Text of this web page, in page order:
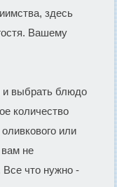
здесь
Вашему
и выбрать блюдо
количество
или
не
Все что нужно -